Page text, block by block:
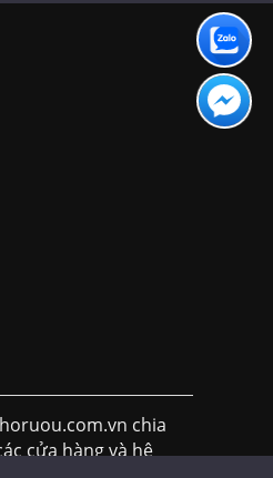
chia
cửa hàng và hệ